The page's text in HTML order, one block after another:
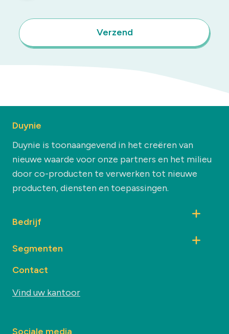
Verzend
Duynie
Duynie is toonaangevend in het creëren van
nieuwe waarde voor onze partners en het milieu
door co-producten te verwerken tot nieuwe
producten, diensten en toepassingen.
Bedrijf
Segmenten
Contact
Vind uw kantoor
Sociale media